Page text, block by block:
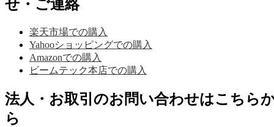
せ・ご連絡
楽天市場での購入
Yahooショッピングでの購入
Amazonでの購入
ビームテック本店での購入
法人・お取引のお問い合わせはこちら
ら